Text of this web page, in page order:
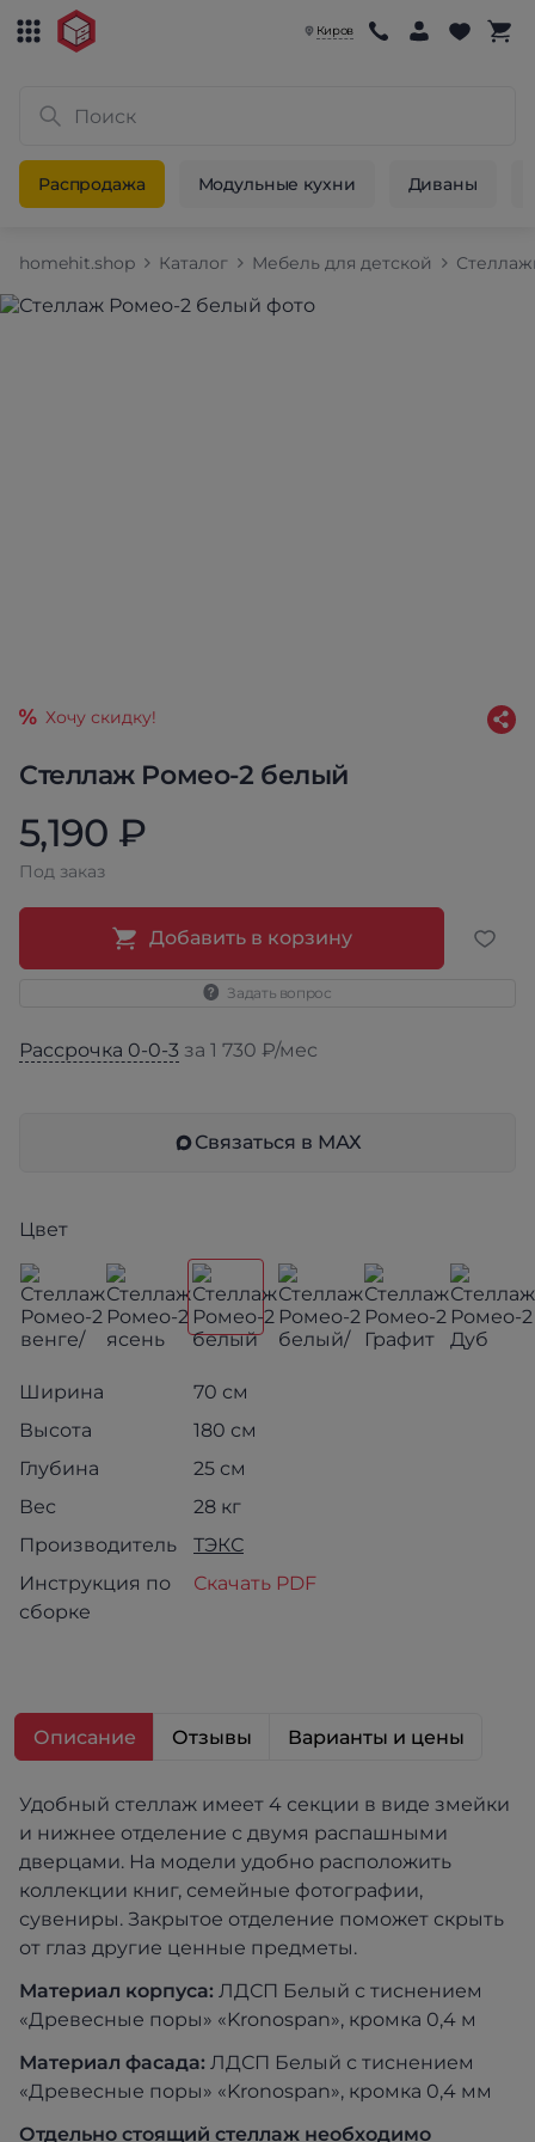
Киров
Распродажа Модульные кухни Диваны
homehit.shop Каталог Мебель для детской
Стеллаж Ромео-2 белый
Хочу скидку!
5,190 ₽
Под заказ
Добавить в корзину
Задать вопрос
Рассрочка 0-0-3 за 1 730 ₽/мес
Связаться в МАХ
Цвет
Ширина
70 см
Высота
180 см
Глубина
25 см
Вес
28 кг
Производитель
ТЭКС
Инструкция по
сборке
Скачать PDF
Описание Отзывы Варианты и цены
Удобный стеллаж имеет 4 секции в виде змейки
и нижнее отделение с двумя распашными
дверцами. На модели удобно расположить
коллекции книг, семейные фотографии,
сувениры. Закрытое отделение поможет скрыть
от глаз другие ценные предметы.
Материал корпуса: ЛДСП Белый с тиснением
«Древесные поры» «Kronospan», кромка 0,4 м
Материал фасада: ЛДСП Белый с тиснением
«Древесные поры» «Kronospan», кромка 0,4 мм
Отдельно стоящий стеллаж необходимо